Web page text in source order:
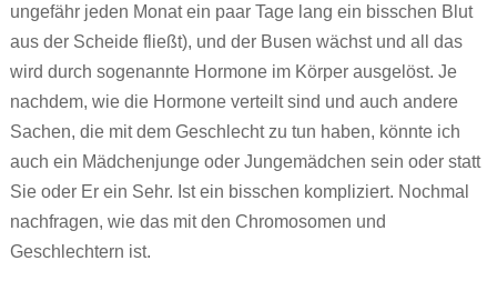
ungefähr jeden Monat ein paar Tage lang ein bisschen Blut
aus der Scheide fließt), und der Busen wächst und all das
wird durch sogenannte Hormone im Körper ausgelöst. Je
nachdem, wie die Hormone verteilt sind und auch andere
Sachen, die mit dem Geschlecht zu tun haben, könnte ich
auch ein Mädchenjunge oder Jungemädchen sein oder statt
Sie oder Er ein Sehr. Ist ein bisschen kompliziert. Nochmal
nachfragen, wie das mit den Chromosomen und
Geschlechtern ist.